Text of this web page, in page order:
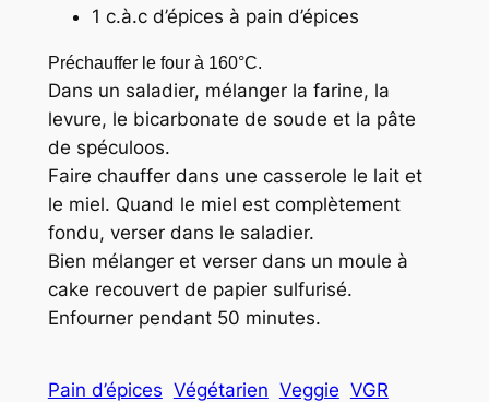
1 c.à.c d’épices à pain d’épices
Préchauffer le four à 160°C.
Dans un saladier, mélanger la farine, la
levure, le bicarbonate de soude et la pâte
de spéculoos.
Faire chauffer dans une casserole le lait et
le miel. Quand le miel est complètement
fondu, verser dans le saladier.
Bien mélanger et verser dans un moule à
cake recouvert de papier sulfurisé.
Enfourner pendant 50 minutes.
Pain d’épices Végétarien Veggie VGR